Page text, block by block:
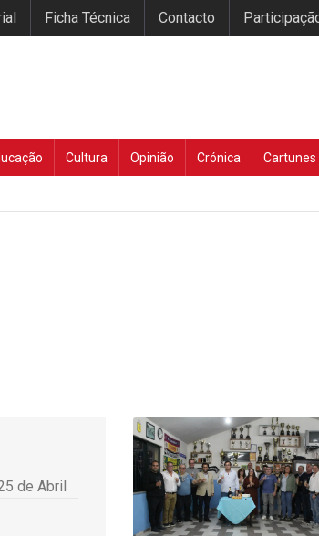
Ficha Técnica Contacto
Cultura Opinião Crónica Cartunes
de Abril